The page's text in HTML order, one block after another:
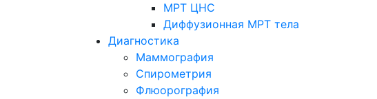
МРТ ЦНС
Диффузионная МРТ тела
Диагностика
Маммография
Спирометрия
Флюорография